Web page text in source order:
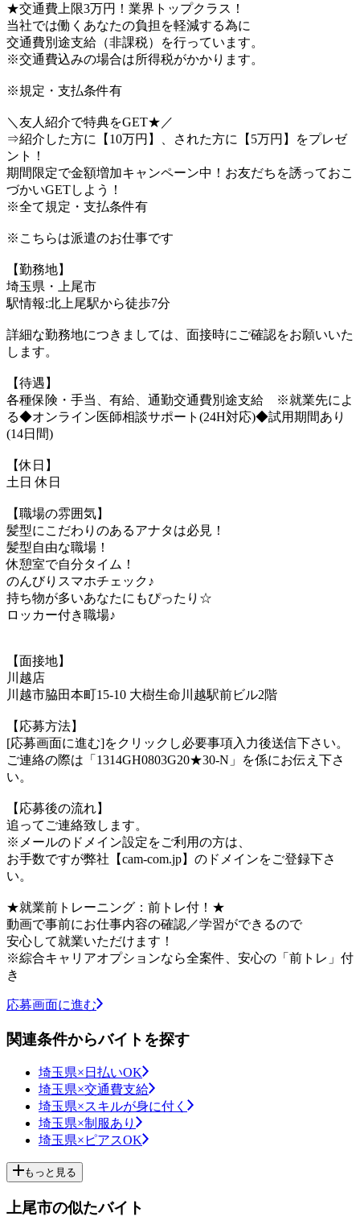
★交通費上限3万円！業界トップクラス！
当社では働くあなたの負担を軽減する為に
交通費別途支給（非課税）を行っています。
※交通費込みの場合は所得税がかかります。
※規定・支払条件有
＼友人紹介で特典をGET★／
⇒紹介した方に【10万円】、された方に【5万円】をプレゼ
ント！
期間限定で金額増加キャンペーン中！お友だちを誘っておこ
づかいGETしよう！
※全て規定・支払条件有
※こちらは派遣のお仕事です
【勤務地】
埼玉県・上尾市
駅情報:北上尾駅から徒歩7分
詳細な勤務地につきましては、面接時にご確認をお願いいた
します。
【待遇】
各種保険・手当、有給、通勤交通費別途支給 ※就業先によ
る◆オンライン医師相談サポート(24H対応)◆試用期間あり
(14日間)
【休日】
土日 休日
【職場の雰囲気】
髪型にこだわりのあるアナタは必見！
髪型自由な職場！
休憩室で自分タイム！
のんびりスマホチェック♪
持ち物が多いあなたにもぴったり☆
ロッカー付き職場♪
【面接地】
川越店
川越市脇田本町15-10 大樹生命川越駅前ビル2階
【応募方法】
[応募画面に進む]をクリックし必要事項入力後送信下さい。
ご連絡の際は「1314GH0803G20★30-N」を係にお伝え下さ
い。
【応募後の流れ】
追ってご連絡致します。
※メールのドメイン設定をご利用の方は、
お手数ですが弊社【cam-com.jp】のドメインをご登録下さ
い。
★就業前トレーニング：前トレ付！★
動画で事前にお仕事内容の確認／学習ができるので
安心して就業いただけます！
※綜合キャリアオプションなら全案件、安心の「前トレ」付
き
応募画面に進む
関連条件からバイトを探す
埼玉県×日払いOK
埼玉県×交通費支給
埼玉県×スキルが身に付く
埼玉県×制服あり
埼玉県×ピアスOK
もっと見る
上尾市の似たバイト